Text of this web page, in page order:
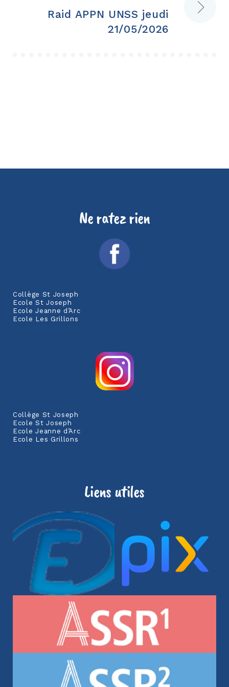
Raid APPN UNSS jeudi
21/05/2026
Ne ratez rien
Collège St Joseph
Ecole St Joseph
Ecole Jeanne d’Arc
Ecole Les Grillons
Collège St Joseph
Ecole St Joseph
Ecole Jeanne d’Arc
Ecole Les Grillons
Liens utiles